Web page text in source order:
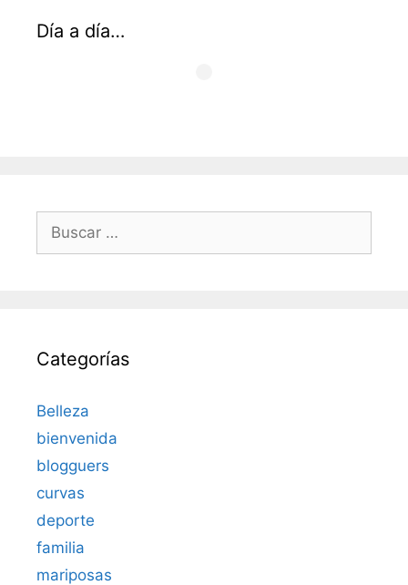
Día a día…
Categorías
Belleza
bienvenida
blogguers
curvas
deporte
familia
mariposas